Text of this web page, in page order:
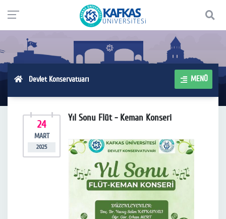
Devlet Konservatuarı MENÜ
24
MART
2025
Yıl Sonu Flüt - Keman Konseri